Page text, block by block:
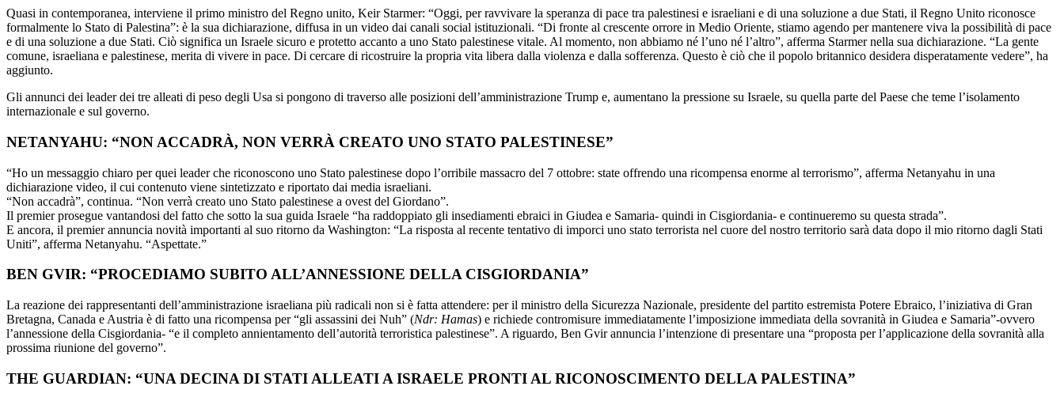
Quasi in contemporanea, interviene il primo ministro del Regno unito, Keir Starmer: “Oggi, per ravvivare la speranza di pace tra palestinesi e israeliani e di una soluzione a due Stati, il Regno Unito riconosce
formalmente lo Stato di Palestina”: è la sua dichiarazione, diffusa in un video dai canali social istituzionali. “Di fronte al crescente orrore in Medio Oriente, stiamo agendo per mantenere viva la possibilità di pace
e di una soluzione a due Stati. Ciò significa un Israele sicuro e protetto accanto a uno Stato palestinese vitale. Al momento, non abbiamo né l’uno né l’altro”, afferma Starmer nella sua dichiarazione. “La gente
comune, israeliana e palestinese, merita di vivere in pace. Di cercare di ricostruire la propria vita libera dalla violenza e dalla sofferenza. Questo è ciò che il popolo britannico desidera disperatamente vedere”, ha
aggiunto.
Gli annunci dei leader dei tre alleati di peso degli Usa si pongono di traverso alle posizioni dell’amministrazione Trump e, aumentano la pressione su Israele, su quella parte del Paese che teme l’isolamento
internazionale e sul governo.
NETANYAHU: “NON ACCADRÀ, NON VERRÀ CREATO UNO STATO PALESTINESE”
“Ho un messaggio chiaro per quei leader che riconoscono uno Stato palestinese dopo l’orribile massacro del 7 ottobre: ​​state offrendo una ricompensa enorme al terrorismo”, afferma Netanyahu in una
dichiarazione video, il cui contenuto viene sintetizzato e riportato dai media israeliani.
“Non accadrà”, continua. “Non verrà creato uno Stato palestinese a ovest del Giordano”.
Il premier prosegue vantandosi del fatto che sotto la sua guida Israele “ha raddoppiato gli insediamenti ebraici in Giudea e Samaria- quindi in Cisgiordania- e continueremo su questa strada”.
E ancora, il premier annuncia novità importanti al suo ritorno da Washington: “La risposta al recente tentativo di imporci uno stato terrorista nel cuore del nostro territorio sarà data dopo il mio ritorno dagli Stati
Uniti”, afferma Netanyahu. “Aspettate.”
BEN GVIR: “PROCEDIAMO SUBITO ALL’ANNESSIONE DELLA CISGIORDANIA”
La reazione dei rappresentanti dell’amministrazione israeliana più radicali non si è fatta attendere: per il ministro della Sicurezza Nazionale, presidente del partito estremista Potere Ebraico, l’iniziativa di Gran
Bretagna, Canada e Austria è di fatto una ricompensa per “gli assassini dei Nuh” (Ndr: Hamas) e richiede contromisure immediatamente l’imposizione immediata della sovranità in Giudea e Samaria”-ovvero
l’annessione della Cisgiordania- “e il completo annientamento dell’autorità terroristica palestinese”. A riguardo, Ben Gvir annuncia l’intenzione di presentare una “proposta per l’applicazione della sovranità alla
prossima riunione del governo”.
THE GUARDIAN: “UNA DECINA DI STATI ALLEATI A ISRAELE PRONTI AL RICONOSCIMENTO DELLA PALESTINA”